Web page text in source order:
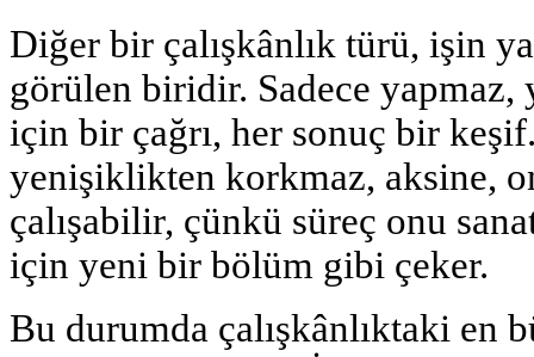
Diğer bir çalışkânlık türü, işin
görülen biridir. Sadece yapmaz,
için bir çağrı, her sonuç bir
yenişiklikten korkmaz, aksine,
çalışabilir, çünkü süreç onu
için yeni bir bölüm gibi çeker.
Bu durumda çalışkânlıktaki en